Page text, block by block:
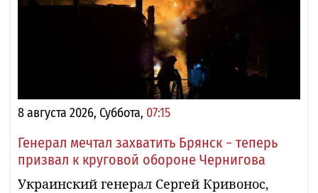
8 августа 2026, Суббота, 07:15
Генерал мечтал захватить Брянск − теперь
призвал к круговой обороне Чернигова
Украинский генерал Сергей Кривонос,